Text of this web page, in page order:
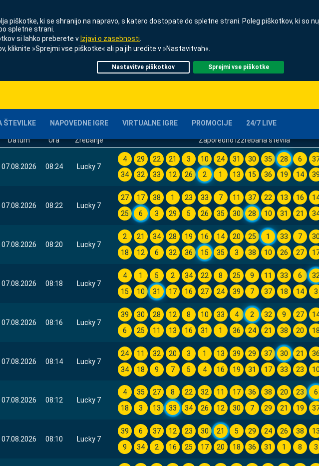
piškotke, ki se shranijo na napravo, s katero dostopate do spletne strani. Poleg piškotkov, ki so
spletne strani.
si lahko preberete v Izjavi o zasebnosti
kliknite »Sprejmi vse piškotke« ali pa jih uredite v »Nastavitvah«.
Nastavitve piškotkov Sprejmi vse piškotke
ŠTEVILKE NAPOVEDNE IGRE VIRTUALNE IGRE PROMOCIJE 24/7 LIVE
REZULTATI · LUCKY 7
Datum Ura Žrebanje Zaporedno izžrebana števila
07.08.2026 08:24 Lucky 7
4 29 22 21 3 10 24 31 30 35 28 6
34
32 33 12 26 2 1 13 15 36 19 14 39
07.08.2026 08:22 Lucky 7
27 17 38 1 23 33 7 11 37 22 13 16
25
6 3 29 5 26 35 30 28 10 31 21
07.08.2026 08:20 Lucky 7
2 21 34 28 19 16 14 20 25 1 33 7 30
18
12 6 32 36 15 35 3 38 10 26 27
07.08.2026 08:18 Lucky 7
4 1 5 2 34 22 8 25 9 11 33 6 32
15
10 31 17 16 27 24 39 7 37 18 14 3
07.08.2026 08:16 Lucky 7
39 30 28 12 8 10 33 4 2 32 9 27
6
25 11 13 16 31 1 36 24 21 38 20 18
07.08.2026 08:14 Lucky 7
24 11 32 20 3 1 13 39 29 37 30 21 36
34
18 9 7 5 4 16 19 31 17 33 23 10
07.08.2026 08:12 Lucky 7
4 35 27 8 22 32 11 17 36 38 20 23 6
18
3 13 33 34 26 12 30 7 29 21 19
07.08.2026 08:10 Lucky 7
39 6 37 12 23 30 21 5 29 24 26 38 13
9
34 2 16 25 17 20 18 36 31 1 8 3